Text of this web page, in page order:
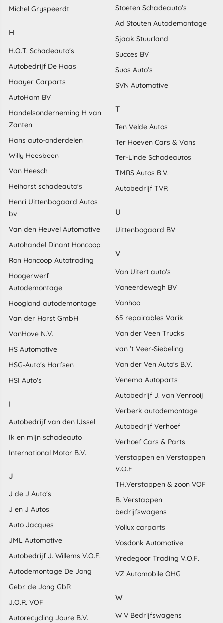
Michel Gryspeerdt
H
H.O.T. Schadeauto's
Autobedrijf De Haas
Haayer Carparts
AutoHam BV
Handelsonderneming H van
Zanten
Hans auto-onderdelen
Willy Heesbeen
Van Heesch
Heihorst schadeauto's
Henri Uittenbogaard Autos
bv
Van den Heuvel Automotive
Autohandel Dinant Honcoop
Ron Honcoop Autotrading
Hoogerwerf
Autodemontage
Hoogland autodemontage
Van der Horst GmbH
VanHove N.V.
HS Automotive
HSG-Auto's Harfsen
HSI Auto's
I
Autobedrijf van den IJssel
Ik en mijn schadeauto
International Motor B.V.
J
J de J Auto's
J en J Autos
Auto Jacques
JML Automotive
Autobedrijf J. Willems V.O.F.
Autodemontage De Jong
Gebr. de Jong GbR
J.O.R. VOF
Autorecycling Joure B.V.
Stoeten Schadeauto's
Ad Stouten Autodemontage
Sjaak Stuurland
Succes BV
Suos Auto's
SVN Automotive
T
Ten Velde Autos
Ter Hoeven Cars & Vans
Ter-Linde Schadeautos
TMRS Autos B.V.
Autobedrijf TVR
U
Uittenbogaard BV
V
Van Uitert auto's
Vaneerdewegh BV
Vanhoo
65 repairables Varik
Van der Veen Trucks
van 't Veer-Siebeling
Van der Ven Auto's B.V.
Venema Autoparts
Autobedrijf J. van Venrooij
Verberk autodemontage
Autobedrijf Verhoef
Verhoef Cars & Parts
Verstappen en Verstappen
V.O.F
TH.Verstappen & zoon VOF
B. Verstappen
bedrijfswagens
Vollux carparts
Vosdonk Automotive
Vredegoor Trading V.O.F.
VZ Automobile OHG
W
W V Bedrijfswagens